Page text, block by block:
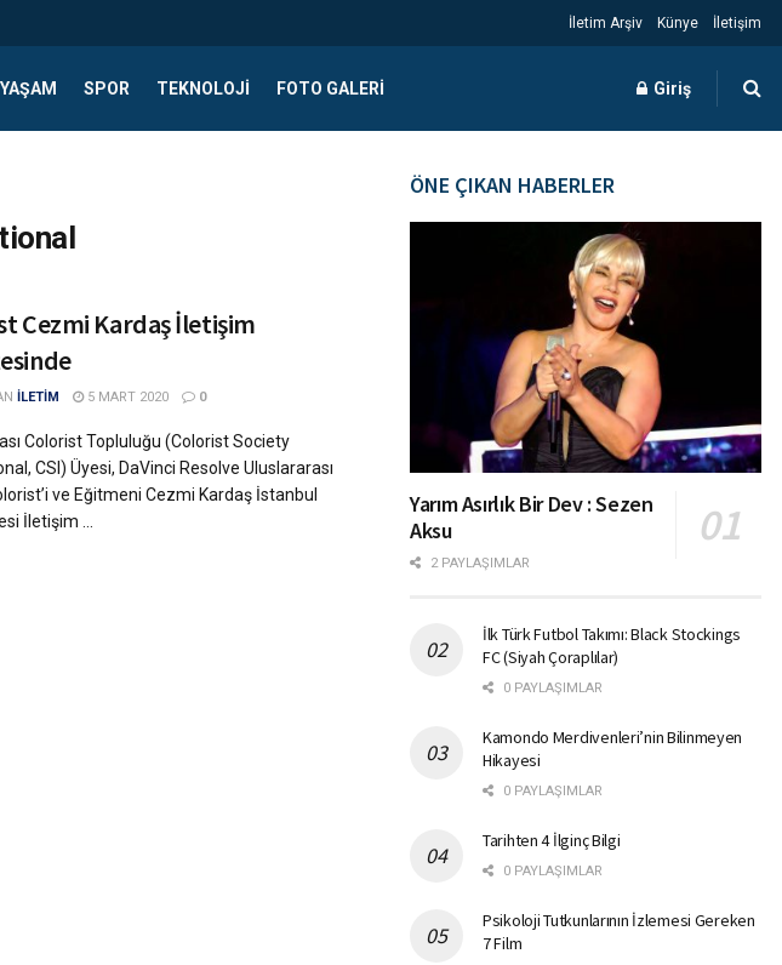
İletim Arşiv Künye İletişim
YAŞAM SPOR TEKNOLOJI FOTO GALERI Giriş
Cezmi Kardaş İletişim
İLETİM 5 MART 2020 0
Colorist Topluluğu (Colorist Society
CSI) Üyesi, DaVinci Resolve Uluslararası
ve Eğitmeni Cezmi Kardaş İstanbul
İletişim ...
ÖNE ÇIKAN HABERLER
Yarım Asırlık Bir Dev : Sezen
Aksu
2 PAYLAŞIMLAR
İlk Türk Futbol Takımı: Black Stockings
FC (Siyah Çoraplılar)
0 PAYLAŞIMLAR
Kamondo Merdivenleri’nin Bilinmeyen
Hikayesi
0 PAYLAŞIMLAR
Tarihten 4 İlginç Bilgi
0 PAYLAŞIMLAR
Psikoloji Tutkunlarının İzlemesi Gereken
7 Film